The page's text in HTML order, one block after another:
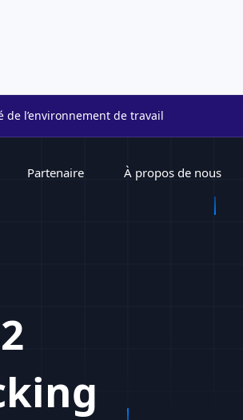
l’environnement de travail
Partenaire À propos de nous